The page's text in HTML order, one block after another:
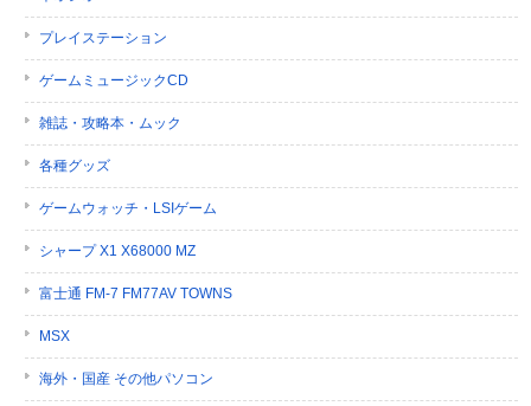
プレイステーション
ゲームミュージックCD
雑誌・攻略本・ムック
各種グッズ
ゲームウォッチ・LSIゲーム
シャープ X1 X68000 MZ
富士通 FM-7 FM77AV TOWNS
MSX
海外・国産 その他パソコン